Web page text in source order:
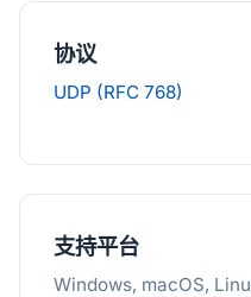
协议
UDP (RFC 768)
支持平台
Windows, macOS,